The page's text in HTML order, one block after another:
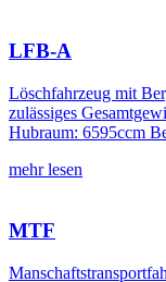
LFB-A
Löschfahrzeug mit
zulässiges
Hubraum: 6595ccm
mehr lesen
MTF